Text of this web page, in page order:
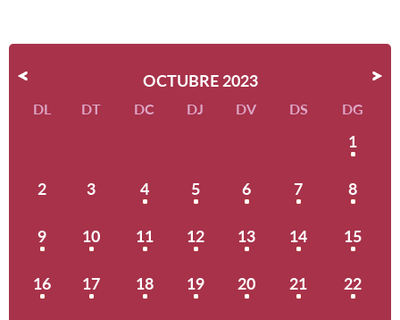
OCTUBRE 2023
DL DT DC DJ DV DS DG
1
2 3 4 5 6 7 8
9 10 11 12 13 14 15
16 17 18 19 20 21 22